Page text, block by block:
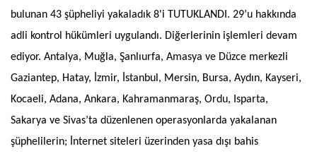
bulunan 43 şüpheliyi yakaladık 8'i TUTUKLANDI. 29’u hakkında
adli kontrol hükümleri uygulandı. Diğerlerinin işlemleri devam
ediyor. Antalya, Muğla, Şanlıurfa, Amasya ve Düzce merkezli
Gaziantep, Hatay, İzmir, İstanbul, Mersin, Bursa, Aydın, Kayseri,
Kocaeli, Adana, Ankara, Kahramanmaraş, Ordu, Isparta,
Sakarya ve Sivas’ta düzenlenen operasyonlarda yakalanan
şüphelilerin; İnternet siteleri üzerinden yasa dışı bahis